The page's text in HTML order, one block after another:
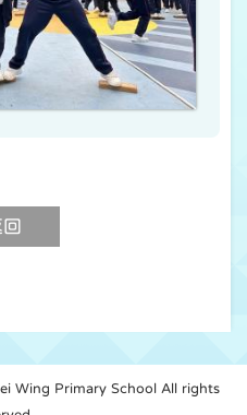
Wing Primary School All rights